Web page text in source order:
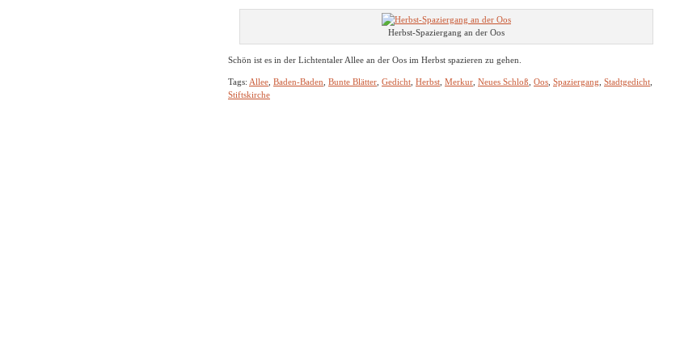
Herbst-Spaziergang an der Oos
Schön ist es in der Lichtentaler Allee an der Oos im Herbst spazieren zu gehen.
Tags: Allee Baden-Baden Bunte Blätter Gedicht Herbst Merkur Neues Schloß Oos Spaziergang Stadtgedicht
Stiftskirche